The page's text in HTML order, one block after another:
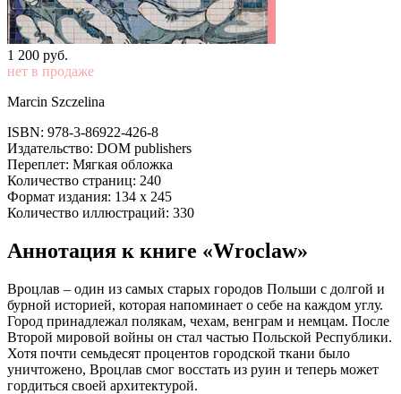
1 200 pуб.
нет в продаже
Marcin Szczelina
ISBN: 978-3-86922-426-8
Издательство: DOM publishers
Переплет: Мягкая обложка
Количество страниц: 240
Формат издания: 134 x 245
Количество иллюстраций: 330
Аннотация к книге «Wroclaw»
Вроцлав – один из самых старых городов Польши с долгой и
бурной историей, которая напоминает о себе на каждом углу.
Город принадлежал полякам, чехам, венграм и немцам. После
Второй мировой войны он стал частью Польской Республики.
Хотя почти семьдесят процентов городской ткани было
уничтожено, Вроцлав смог восстать из руин и теперь может
гордиться своей архитектурой.